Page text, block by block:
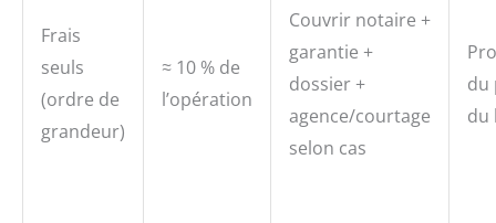
Frais
seuls
(ordre de
grandeur)
≈ 10 % de
l’opération
Couvrir notaire +
garantie +
dossier +
agence/courtage
selon cas
du
du